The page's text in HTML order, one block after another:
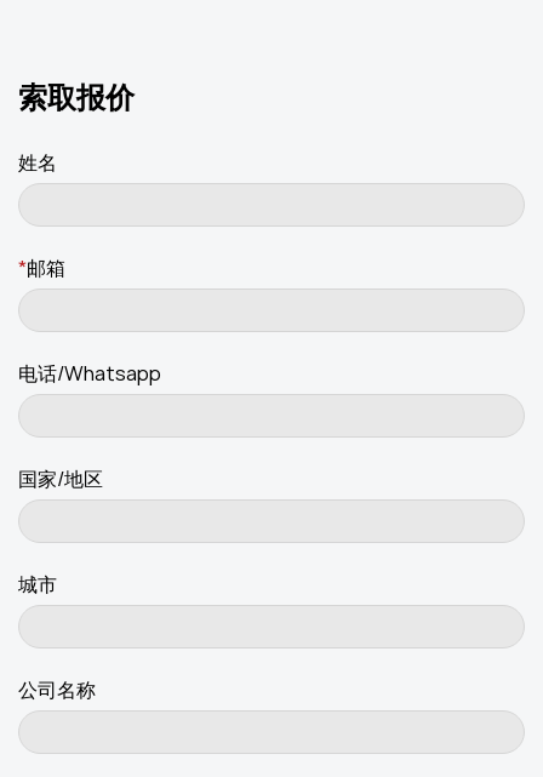
索取报价
姓名
*邮箱
电话/Whatsapp
国家/地区
城市
公司名称